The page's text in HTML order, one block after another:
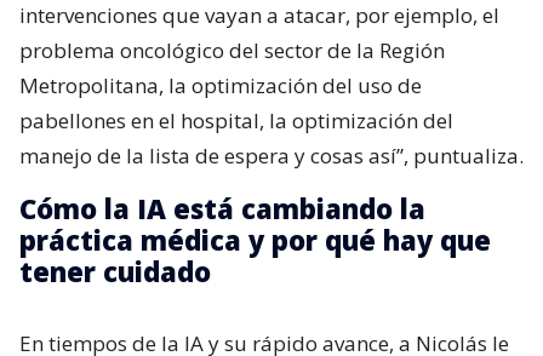
intervenciones que vayan a atacar, por ejemplo, el
problema oncológico del sector de la Región
Metropolitana, la optimización del uso de
pabellones en el hospital, la optimización del
manejo de la lista de espera y cosas así”, puntualiza.
Cómo la IA está cambiando la
práctica médica y por qué hay que
tener cuidado
En tiempos de la IA y su rápido avance, a Nicolás le